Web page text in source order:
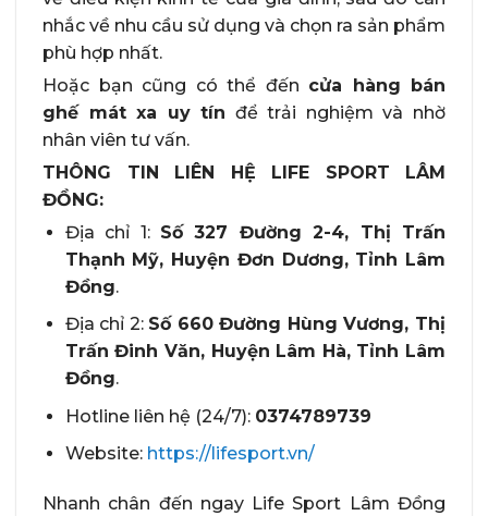
nhắc về nhu cầu sử dụng và chọn ra sản phẩm
phù hợp nhất.
Hoặc bạn cũng có thể đến cửa hàng bán
ghế mát xa uy tín để trải nghiệm và nhờ
nhân viên tư vấn.
THÔNG TIN LIÊN HỆ LIFE SPORT LÂM
ĐỒNG:
Địa chỉ 1: Số 327 Đường 2-4, Thị Trấn
Thạnh Mỹ, Huyện Đơn Dương, Tỉnh Lâm
Đồng.
Địa chỉ 2: Số 660 Đường Hùng Vương, Thị
Trấn Đinh Văn, Huyện Lâm Hà, Tỉnh Lâm
Đồng.
Hotline liên hệ (24/7): 0374789739
Website: https://lifesport.vn/
Nhanh chân đến ngay Life Sport Lâm Đồng